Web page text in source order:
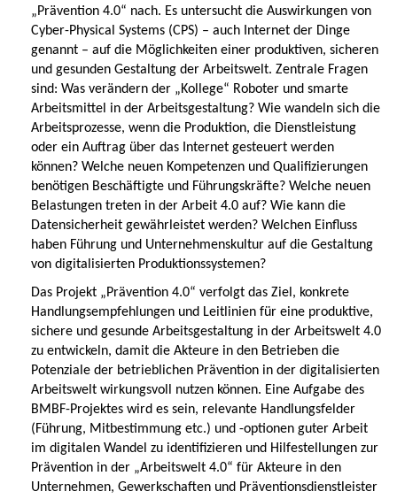
„Prävention 4.0“ nach. Es untersucht die Auswirkungen von
Cyber-Physical Systems (CPS) – auch Internet der Dinge
genannt – auf die Möglichkeiten einer produktiven, sicheren
und gesunden Gestaltung der Arbeitswelt. Zentrale Fragen
sind: Was verändern der „Kollege“ Roboter und smarte
Arbeitsmittel in der Arbeitsgestaltung? Wie wandeln sich die
Arbeitsprozesse, wenn die Produktion, die Dienstleistung
oder ein Auftrag über das Internet gesteuert werden
können? Welche neuen Kompetenzen und Qualifizierungen
benötigen Beschäftigte und Führungskräfte? Welche neuen
Belastungen treten in der Arbeit 4.0 auf? Wie kann die
Datensicherheit gewährleistet werden? Welchen Einfluss
haben Führung und Unternehmenskultur auf die Gestaltung
von digitalisierten Produktionssystemen?
Das Projekt „Prävention 4.0“ verfolgt das Ziel, konkrete
Handlungsempfehlungen und Leitlinien für eine produktive,
sichere und gesunde Arbeitsgestaltung in der Arbeitswelt 4.0
zu entwickeln, damit die Akteure in den Betrieben die
Potenziale der betrieblichen Prävention in der digitalisierten
Arbeitswelt wirkungsvoll nutzen können. Eine Aufgabe des
BMBF-Projektes wird es sein, relevante Handlungsfelder
(Führung, Mitbestimmung etc.) und -optionen guter Arbeit
im digitalen Wandel zu identifizieren und Hilfestellungen zur
Prävention in der „Arbeitswelt 4.0“ für Akteure in den
Unternehmen, Gewerkschaften und Präventionsdienstleister